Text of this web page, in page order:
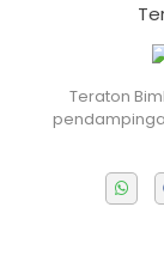
Teraton